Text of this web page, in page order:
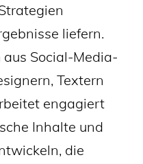
liefern.
Social-Media-
Textern
engagiert
Inhalte und
die